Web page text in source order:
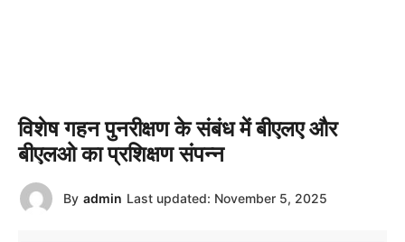
विशेष गहन पुनरीक्षण के संबंध में बीएलए और
बीएलओ का प्रशिक्षण संपन्न
By admin Last updated: November 5, 2025